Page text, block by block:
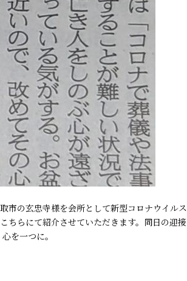
市の玄忠寺様を会所として新型コロナウイルス
ちらにて紹介させていただきます。同日の迎接
を一つに。